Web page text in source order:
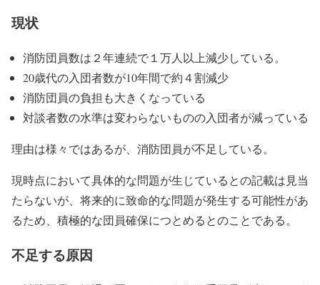
現状
消防団員数は２年連続で１万人以上減少している。
20歳代の入団者数が10年間で約４割減少
消防団員の負担も大きくなっている
対談者数の水準は変わらないものの入団者が減っている
理由は様々ではあるが、消防団員が不足している。
現時点において具体的な問題が生じているとの記載は見当
たらないが、将来的に致命的な問題が発生する可能性があ
るため、積極的な団員確保につとめるとのことである。
不足する原因